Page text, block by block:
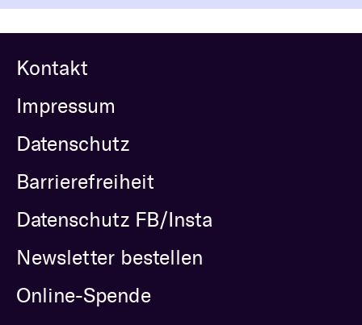
Kontakt
Impressum
Datenschutz
Barrierefreiheit
Datenschutz FB/Insta
Newsletter bestellen
Online-Spende